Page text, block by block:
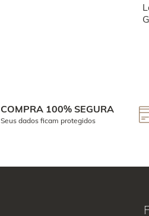
COMPRA 100% SEGURA
Seus dados ficam protegidos